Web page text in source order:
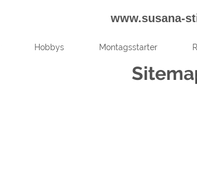
www.susana-
Hobbys Montagsstarter